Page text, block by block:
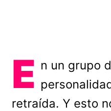
E n un grupo
retraída. Y esto